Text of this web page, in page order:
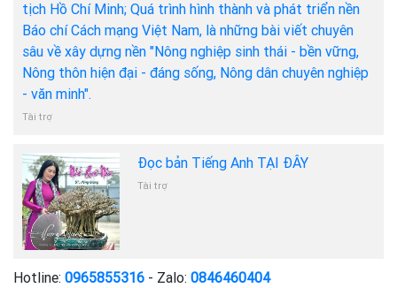
tịch Hồ Chí Minh; Quá trình hình thành và phát triển nền
Báo chí Cách mạng Việt Nam, là những bài viết chuyên
sâu về xây dựng nền "Nông nghiệp sinh thái - bền vững,
Nông thôn hiện đại - đáng sống, Nông dân chuyên nghiệp
- văn minh".
Tài trợ
Đọc bản Tiếng Anh TẠI ĐÂY
Tài trợ
Hotline: 0965855316 - Zalo: 0846460404